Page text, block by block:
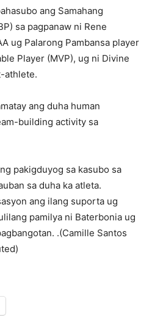
ang Samahang
sa pagpanaw ni Rene
ug Palarong Pambansa player
Player (MVP), ug ni Divine
athlete.
ang duha human
building activity sa
pakigduyog sa kasubo sa
sa duha ka atleta.
ang ilang suporta ug
pamilya ni Baterbonia ug
.(Camille Santos